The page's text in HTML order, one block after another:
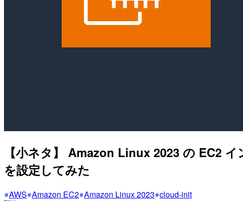
【小ネタ】 Amazon Linux 2023 の EC2
を設定してみた
AWS Amazon EC2 Amazon Linux 2023 cloud-init